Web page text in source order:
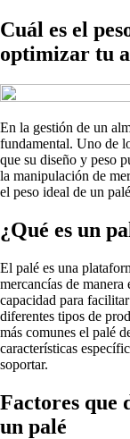
Cuál es el
optimizar tu
En la gestión de un
fundamental. Uno de
que su diseño y peso
la manipulación de
el peso ideal de un
¿Qué es un
El palé es una
mercancías de
capacidad para
diferentes tipos de
más comunes el palé
características
soportar.
Factores que
un palé